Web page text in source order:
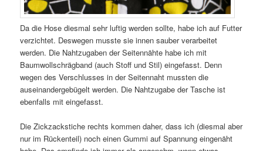
Da die Hose diesmal sehr luftig werden sollte, habe ich auf Futter
verzichtet. Deswegen musste sie innen sauber verarbeitet
werden. Die Nahtzugaben der Seitennähte habe ich mit
Baumwollschrägband (auch Stoff und Stil) eingefasst. Denn
wegen des Verschlusses in der Seitennaht mussten die
auseinandergebügelt werden. Die Nahtzugabe der Tasche ist
ebenfalls mit eingefasst.
Die Zickzackstiche rechts kommen daher, dass ich (diesmal aber
nur im Rückenteil) noch einen Gummi auf Spannung eingenäht